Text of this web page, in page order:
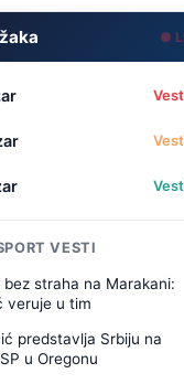
●
VESTI
bez straha na Marakani:
veruje u tim
predstavlja Srbiju na
u Oregonu